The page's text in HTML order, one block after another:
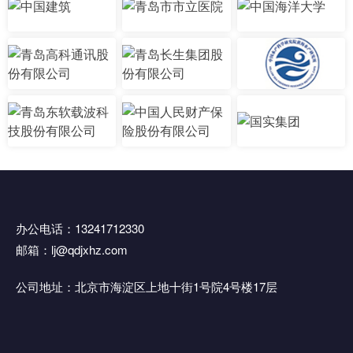
办公电话：13241712330
邮箱：lj@qdjxhz.com
公司地址：北京市海淀区上地十街1号院4号楼17层